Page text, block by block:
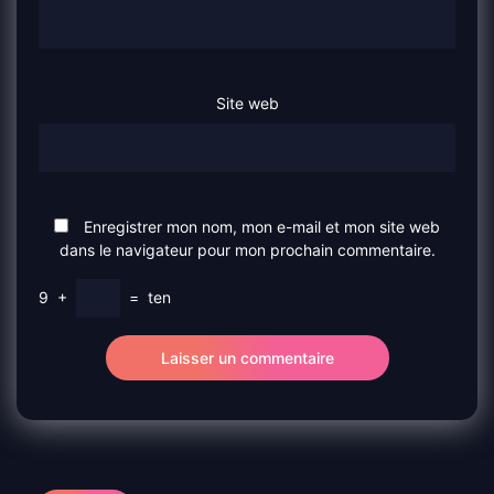
Site web
Enregistrer mon nom, mon e-mail et mon site web
dans le navigateur pour mon prochain commentaire.
9 + = ten